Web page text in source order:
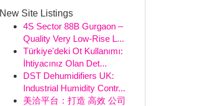
New Site Listings
4S Sector 88B Gurgaon –
Quality Very Low-Rise L...
Türkiye'deki Ot Kullanımı:
İhtiyacınız Olan Det...
DST Dehumidifiers UK:
Industrial Humidity Contr...
美洽平台：打造 高效 公司